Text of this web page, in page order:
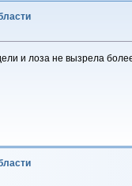
и лоза не вызрела